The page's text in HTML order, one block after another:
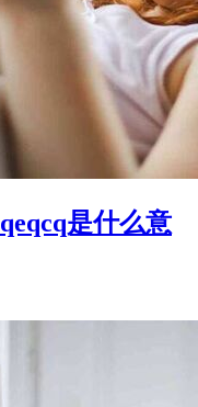
是什么意